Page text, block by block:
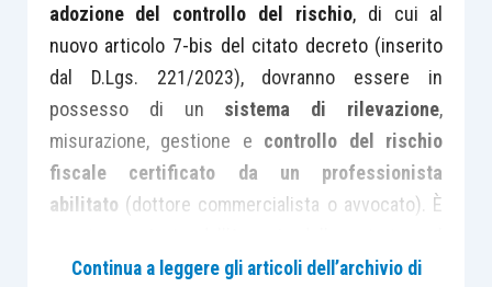
adozione del controllo del rischio, di cui al
nuovo articolo 7-bis del citato decreto (inserito
dal D.Lgs. 221/2023), dovranno essere in
possesso di un sistema di rilevazione,
misurazione, gestione e controllo del rischio
fiscale certificato da un professionista
abilitato (dottore commercialista o avvocato). È
corso di un recente incontro con lastampa
Continua a leggere gli articoli dell’archivio di